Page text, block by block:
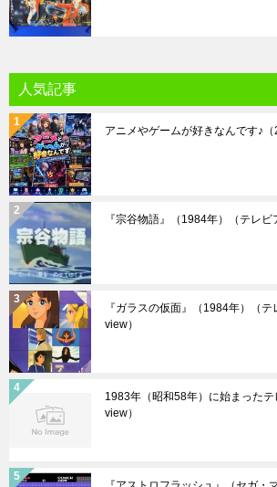
人気記事
アニメやゲームが好きなんです♪
『宗谷物語』（1984年）（テレビ
『ガラスの仮面』（1984年）（テ
view）
1983年（昭和58年）に始まったテ
view）